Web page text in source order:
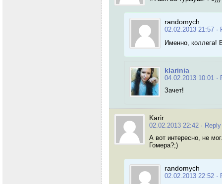
randomych
02.02.2013 21:57 ·
Именно, коллега!
klarinia
04.02.2013 10:01 ·
Зачет!
Karir
02.02.2013 22:42 · Reply
А вот интересно, не
Гомера?;)
randomych
02.02.2013 22:52 ·